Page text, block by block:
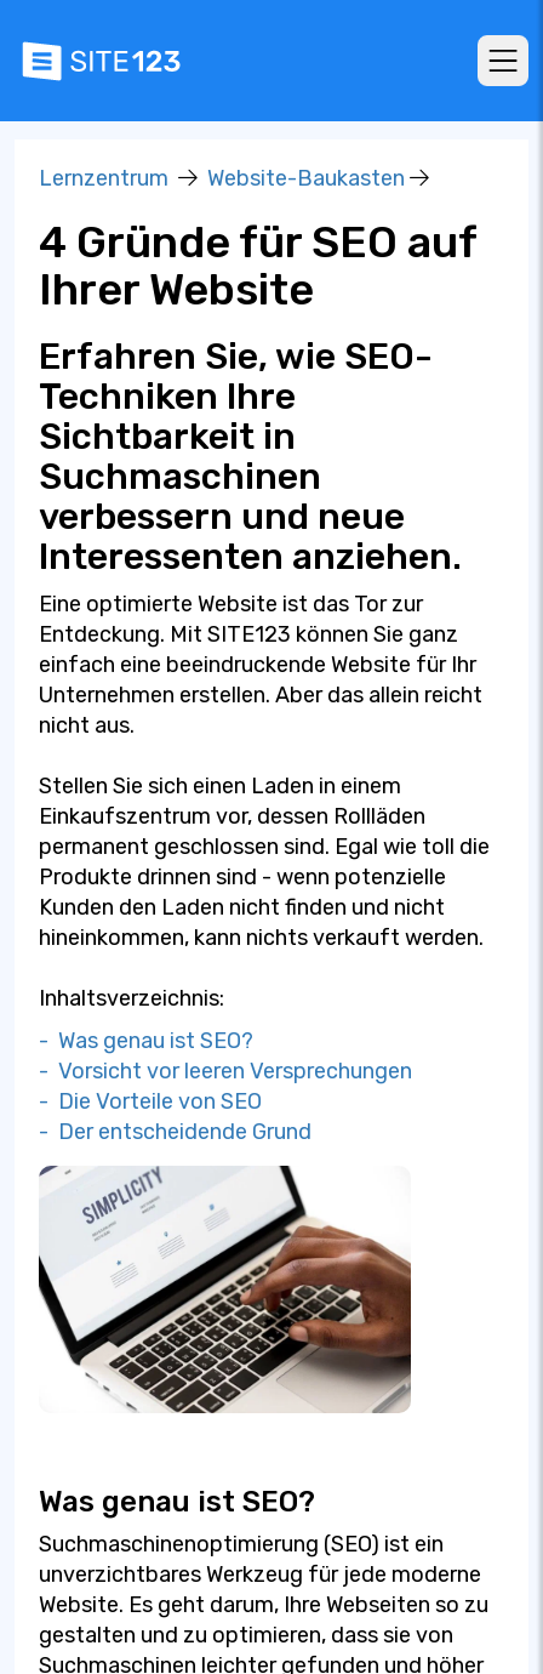
Lernzentrum Website-Baukasten
4 Gründe für SEO auf
Ihrer Website
Erfahren Sie, wie SEO-
Techniken Ihre
Sichtbarkeit in
Suchmaschinen
verbessern und neue
Interessenten anziehen.
Eine optimierte Website ist das Tor zur
Entdeckung. Mit SITE123 können Sie ganz
einfach eine beeindruckende Website für Ihr
Unternehmen erstellen. Aber das allein reicht
nicht aus.
Stellen Sie sich einen Laden in einem
Einkaufszentrum vor, dessen Rollläden
permanent geschlossen sind. Egal wie toll die
Produkte drinnen sind - wenn potenzielle
Kunden den Laden nicht finden und nicht
hineinkommen, kann nichts verkauft werden.
Inhaltsverzeichnis:
- Was genau ist SEO?
- Vorsicht vor leeren Versprechungen
- Die Vorteile von SEO
- Der entscheidende Grund
Was genau ist SEO?
Suchmaschinenoptimierung (SEO) ist ein
unverzichtbares Werkzeug für jede moderne
Website. Es geht darum, Ihre Webseiten so zu
gestalten und zu optimieren, dass sie von
Suchmaschinen leichter gefunden und höher